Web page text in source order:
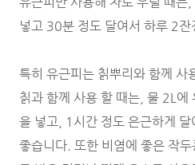
넣고 30분 정도 달여서 하루 2잔
특히 유근피는 칡뿌리와 함께 사
칡과 함께 사용 할 때는, 물 2L
을 넣고, 1시간 정도 은근하게
좋습니다. 또한 비염에 좋은 작